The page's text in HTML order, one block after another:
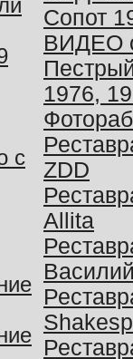
с
Сопот
ВИДЕО
1976,
ZDD
Allita